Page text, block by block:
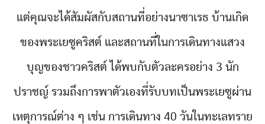
แต่คุณจะได้สัมผัสกับสถานที่อย่างนาซาเรธ บ้านเกิด
ของพระเยซูคริสต์ และสถานที่ในการเดินทางแสวง
บุญของชาวคริสต์ ได้พบกับตัวละครอย่าง 3 นัก
ปราชญ์ รวมถึงการพาตัวเองที่รับบทเป็นพระเยซูผ่าน
เหตุการณ์ต่าง ๆ เช่น การเดินทาง 40 วันในทะเลทราย